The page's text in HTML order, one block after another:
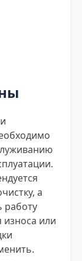
а
работу
износа или